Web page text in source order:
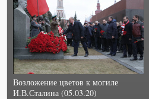
Возложение цветов к могиле
И.В.Сталина (05.03.20)